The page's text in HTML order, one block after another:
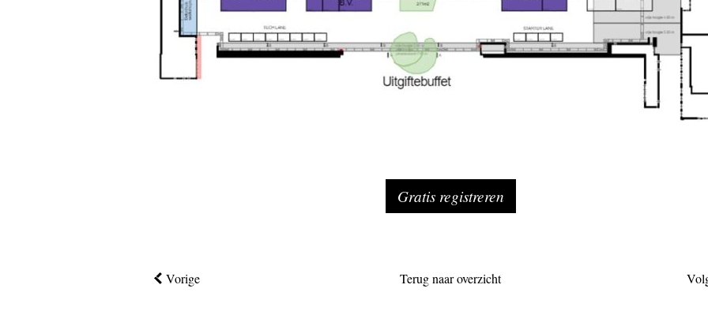
Gratis registreren
Vorige Terug naar overzicht